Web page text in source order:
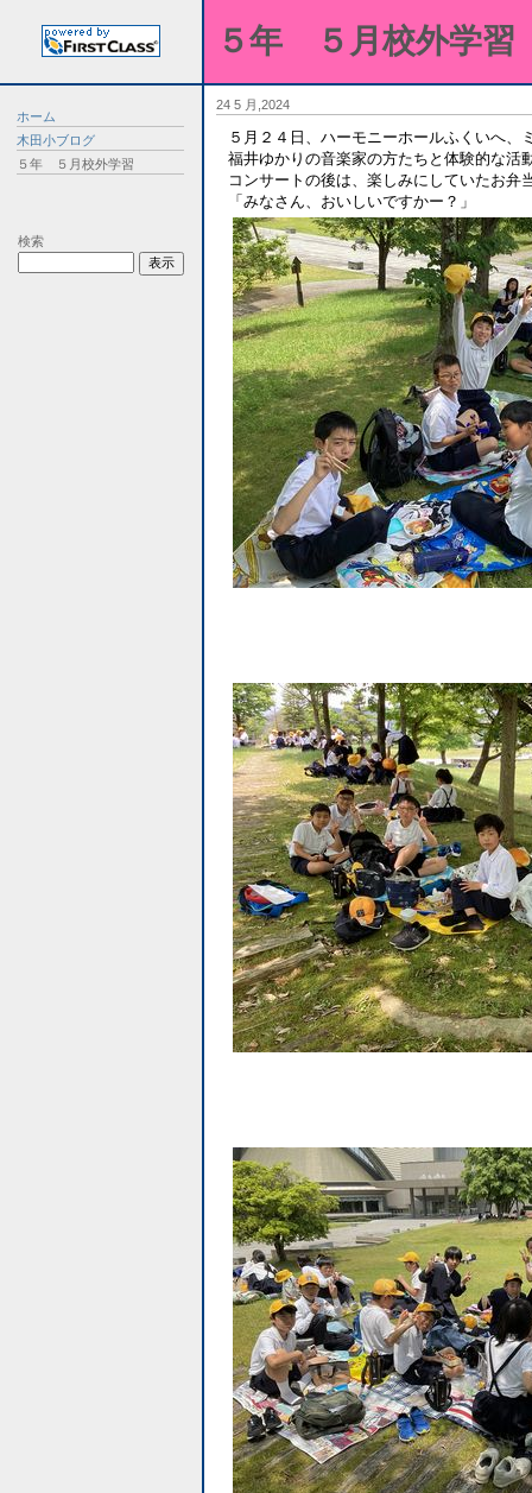
ホーム
木田小ブログ
５年 ５月校外学習
検索
５年 ５月校外学習
24 5 月,2024
５月２４日、ハーモニーホールふくいへ、
福井ゆかりの音楽家の方たちと体験的な活
コンサートの後は、楽しみにしていたお弁
「みなさん、おいしいですかー？」